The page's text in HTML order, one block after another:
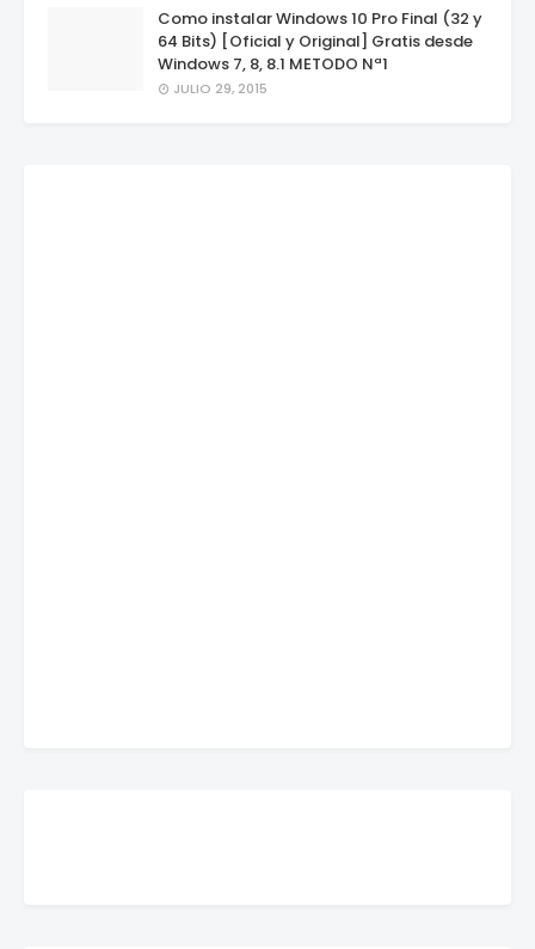
Como instalar Windows 10 Pro Final (32 y
64 Bits) [Oficial y Original] Gratis desde
Windows 7, 8, 8.1 METODO Nª1
JULIO 29, 2015